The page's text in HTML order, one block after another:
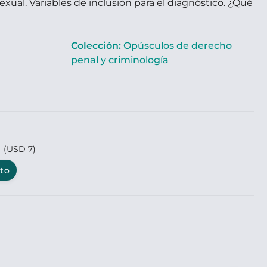
Variables de inclusión para el diagnóstico. ¿Qué
Colección: Opúsculos de derecho
penal y criminología
(USD 7)